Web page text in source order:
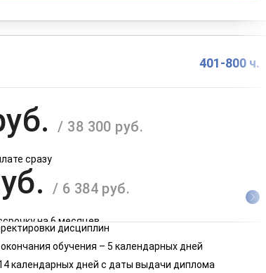
401-800 ч.
/ 38 300 руб.
сразу
/ 6 384 руб.
на 6 месяцев
/ 3 192 руб.
дисциплин
обучения – 5 календарных дней
календарных дней с даты выдачи диплома